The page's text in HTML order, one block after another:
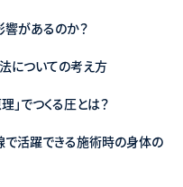
があるのか？
についての考え方
」でつくる圧とは？
で活躍できる施術時の身体の